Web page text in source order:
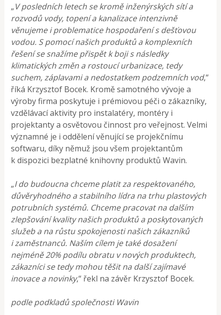
„V posledních letech se kromě inženýrských sítí a
rozvodů vody, topení a kanalizace intenzivně
věnujeme i problematice hospodaření s dešťovou
vodou. S pomocí našich produktů a komplexních
řešení se snažíme přispět k boji s následky
klimatických změn a rostoucí urbanizace, tedy
suchem, záplavami a nedostatkem podzemních vod,“
říká Krzysztof Bocek. Kromě samotného vývoje a
výroby firma poskytuje i prémiovou péči o zákazníky,
vzdělávací aktivity pro instalatéry, montéry i
projektanty a osvětovou činnost pro veřejnost. Velmi
významné je i oddělení věnující se projekčnímu
softwaru, díky němuž jsou všem projektantům
k dispozici bezplatné knihovny produktů Wavin.
„I do budoucna chceme platit za respektovaného,
důvěryhodného a stabilního lídra na trhu plastových
potrubních systémů. Chceme pracovat na dalším
zlepšování kvality našich produktů a poskytovaných
služeb a na růstu spokojenosti našich zákazníků
i zaměstnanců. Naším cílem je také dosažení
nejméně 20% podílu obratu v nových produktech,
zákazníci se tedy mohou těšit na další zajímavé
inovace a novinky,“ řekl na závěr Krzysztof Bocek.
podle podkladů společnosti Wavin